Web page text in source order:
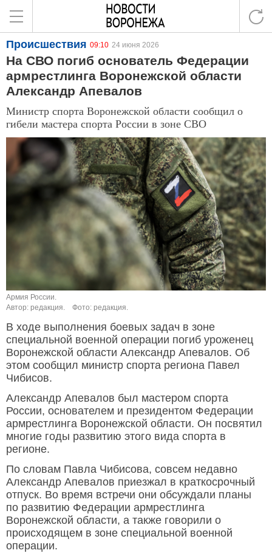
Происшествия 09:10 24 июня 2026
На СВО погиб основатель Федерации
армрестлинга Воронежской области
Александр Апевалов
Министр спорта Воронежской области сообщил о
гибели мастера спорта России в зоне СВО
Армия России.
Автор: редакция.
Фото: редакция.
В ходе выполнения боевых задач в зоне
специальной военной операции погиб уроженец
Воронежской области Александр Апевалов. Об
этом сообщил министр спорта региона Павел
Чибисов.
Александр Апевалов был мастером спорта
России, основателем и президентом Федерации
армрестлинга Воронежской области. Он посвятил
многие годы развитию этого вида спорта в
регионе.
По словам Павла Чибисова, совсем недавно
Александр Апевалов приезжал в краткосрочный
отпуск. Во время встречи они обсуждали планы
по развитию Федерации армрестлинга
Воронежской области, а также говорили о
происходящем в зоне специальной военной
операции.